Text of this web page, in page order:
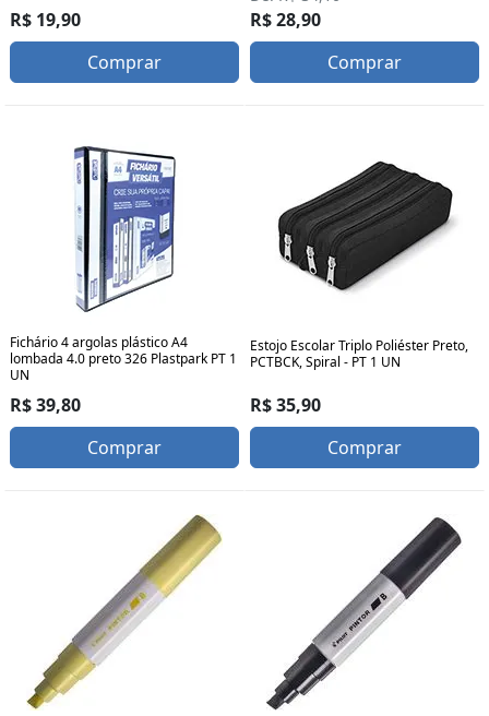
R$ 19,90
Comprar
R$ 28,90
Comprar
Fichário 4 argolas plástico A4
lombada 4.0 preto 326 Plastpark PT 1
UN
R$ 39,80
Comprar
Estojo Escolar Triplo Poliéster Preto,
PCTBCK, Spiral - PT 1 UN
R$ 35,90
Comprar